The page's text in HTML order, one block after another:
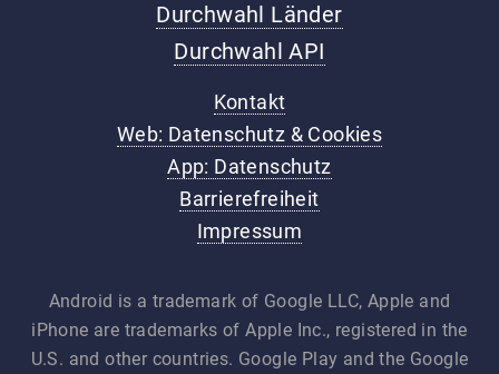
Durchwahl Länder
Durchwahl API
Kontakt
Web: Datenschutz & Cookies
App: Datenschutz
Barrierefreiheit
Impressum
Android is a trademark of Google LLC, Apple and
iPhone are trademarks of Apple Inc., registered in the
U.S. and other countries. Google Play and the Google